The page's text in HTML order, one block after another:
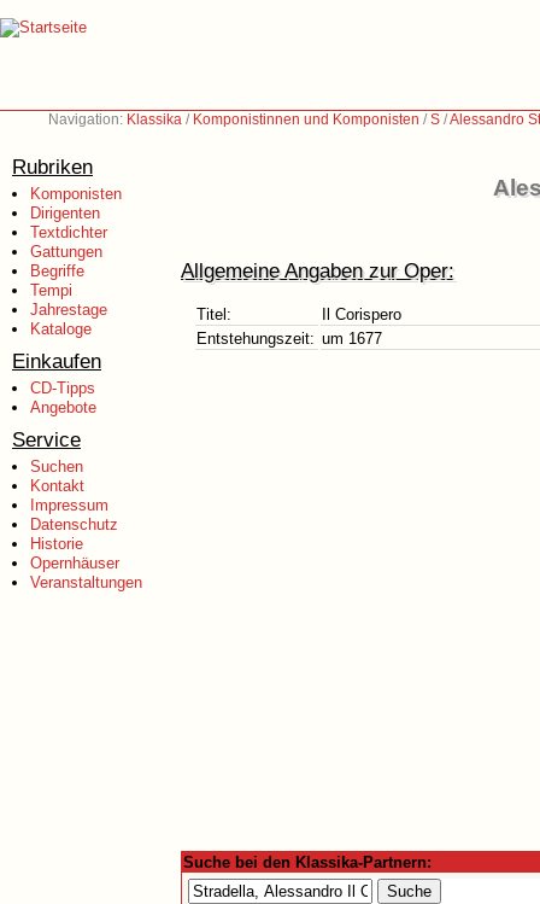
Navigation: Klassika / Komponistinnen und Komponisten /S /Alessandro
Rubriken
Komponisten
Dirigenten
Textdichter
Gattungen
Begriffe
Tempi
Jahrestage
Kataloge
Einkaufen
CD-Tipps
Angebote
Service
Suchen
Kontakt
Impressum
Datenschutz
Historie
Opernhäuser
Veranstaltungen
Allgemeine Angaben zur Oper:
Titel:
Il Corispero
Entstehungszeit: um 1677
Suche bei den Klassika-Partnern: